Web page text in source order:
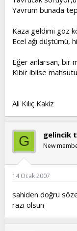
Yavrum bunada
Kaza geldimi göz
Ecel ağı düştümü,
Eğer anlarsan, bir
Kibir iblise
Ali Kılıç Kakiz
G gelincik
New
14 Ocak 2007
sahiden doğru
razı olsun